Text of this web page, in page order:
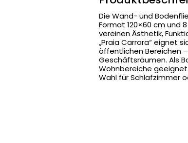
Die Wand- und
Format 120×60 cm und
vereinen Ästhetik,
„Praia Carrara“ eignet
öffentlichen Bereichen
Geschäftsräumen. Als
Wohnbereiche
Wahl für Schlafzimmer